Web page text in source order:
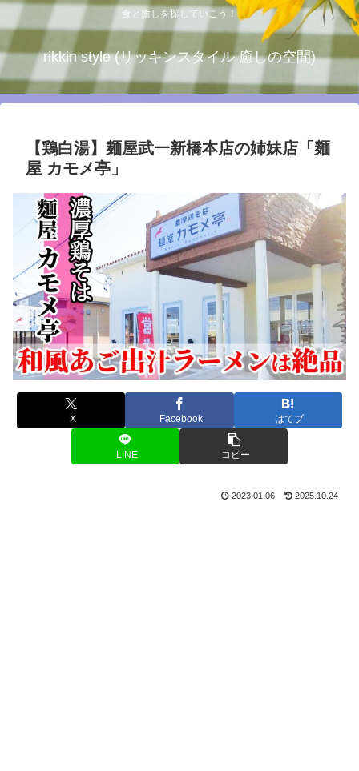
食と癒しを探していこう！
rikkin style (リッキンスタイル 癒しの空間)
【鶏白湯】麺屋武一新橋本店の姉妹店「麺
屋 カモメ亭」
X Facebook はてブ
LINE コピー
2023.01.06 2025.10.24